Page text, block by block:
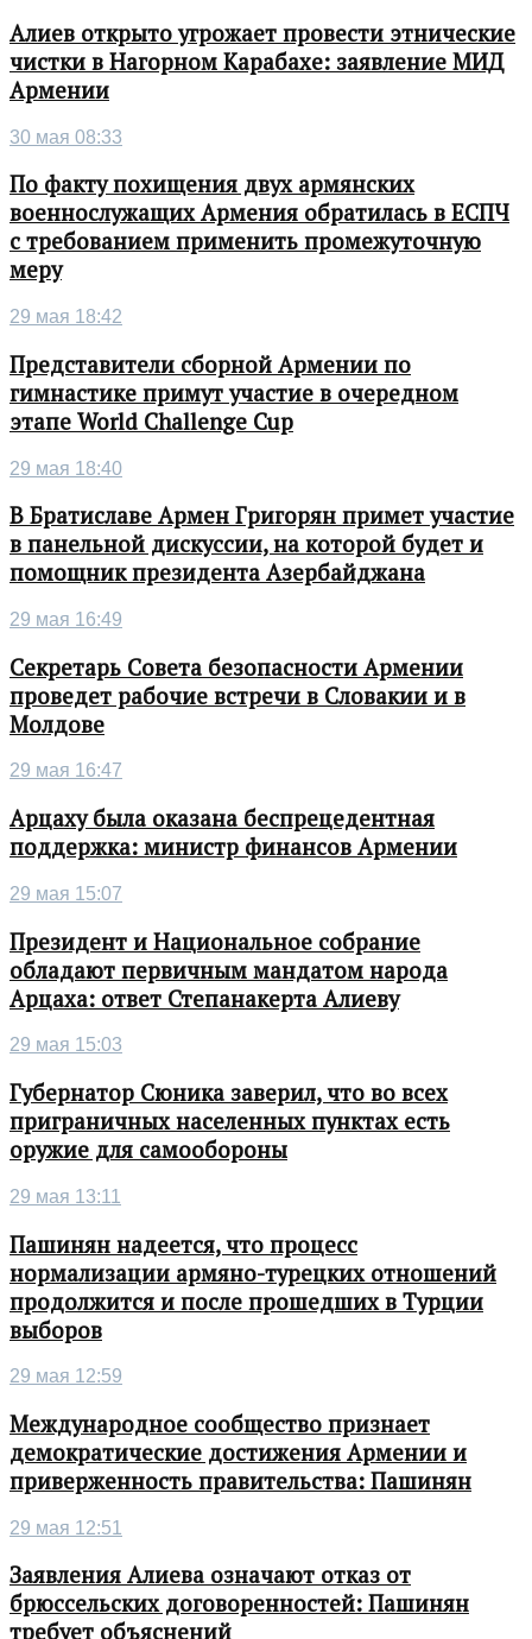
Алиев открыто угрожает провести этнические
чистки в Нагорном Карабахе: заявление МИД
Армении
30 мая 08:33
По факту похищения двух армянских
военнослужащих Армения обратилась в ЕСПЧ
с требованием применить промежуточную
меру
29 мая 18:42
Представители сборной Армении по
гимнастике примут участие в очередном
этапе World Challenge Cup
29 мая 18:40
В Братиславе Армен Григорян примет участие
в панельной дискуссии, на которой будет и
помощник президента Азербайджана
29 мая 16:49
Секретарь Совета безопасности Армении
проведет рабочие встречи в Словакии и в
Молдове
29 мая 16:47
Арцаху была оказана беспрецедентная
поддержка: министр финансов Армении
29 мая 15:07
Президент и Национальное собрание
обладают первичным мандатом народа
Арцаха: ответ Степанакерта Алиеву
29 мая 15:03
Губернатор Сюника заверил, что во всех
приграничных населенных пунктах есть
оружие для самообороны
29 мая 13:11
Пашинян надеется, что процесс
нормализации армяно-турецких отношений
продолжится и после прошедших в Турции
выборов
29 мая 12:59
Международное сообщество признает
демократические достижения Армении и
приверженность правительства: Пашинян
29 мая 12:51
Заявления Алиева означают отказ от
брюссельских договоренностей: Пашинян
требует объяснений